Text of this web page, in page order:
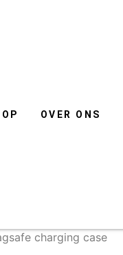
OVER ONS
charging case